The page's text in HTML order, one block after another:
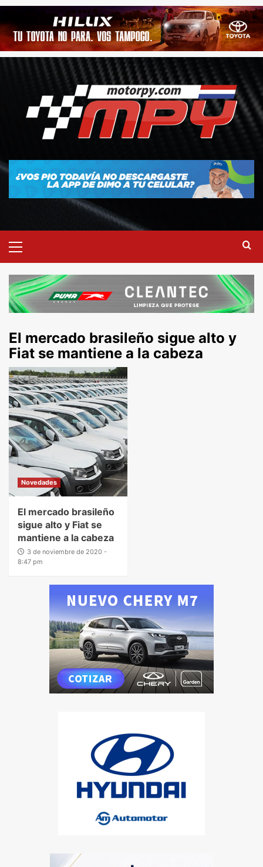
El mercado brasileño sigue alto y
Fiat se mantiene a la cabeza
Novedades
El mercado brasileño
sigue alto y Fiat se
mantiene a la cabeza
3 de noviembre de 2020 -
8:47 pm